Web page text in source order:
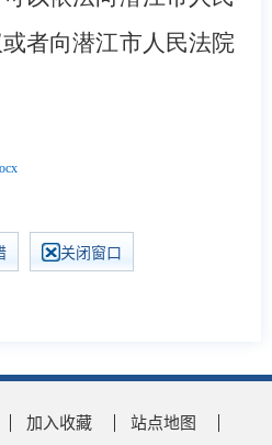
者向潜江市人民法院
关闭窗口
加入收藏 站点地图